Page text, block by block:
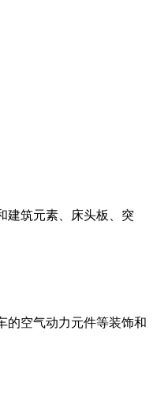
建筑元素、床头板、突
的空气动力元件等装饰和